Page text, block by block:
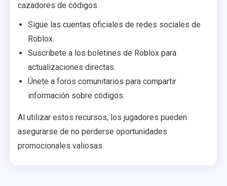
cazadores de códigos.
Sigue las cuentas oficiales de redes sociales de
Roblox.
Suscríbete a los boletines de Roblox para
actualizaciones directas.
Únete a foros comunitarios para compartir
información sobre códigos.
Al utilizar estos recursos, los jugadores pueden
asegurarse de no perderse oportunidades
promocionales valiosas.